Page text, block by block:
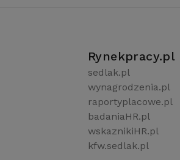
Rynekpracy.pl
sedlak.pl
wynagrodzenia.pl
raportyplacowe.pl
badaniaHR.pl
wskaznikiHR.pl
kfw.sedlak.pl